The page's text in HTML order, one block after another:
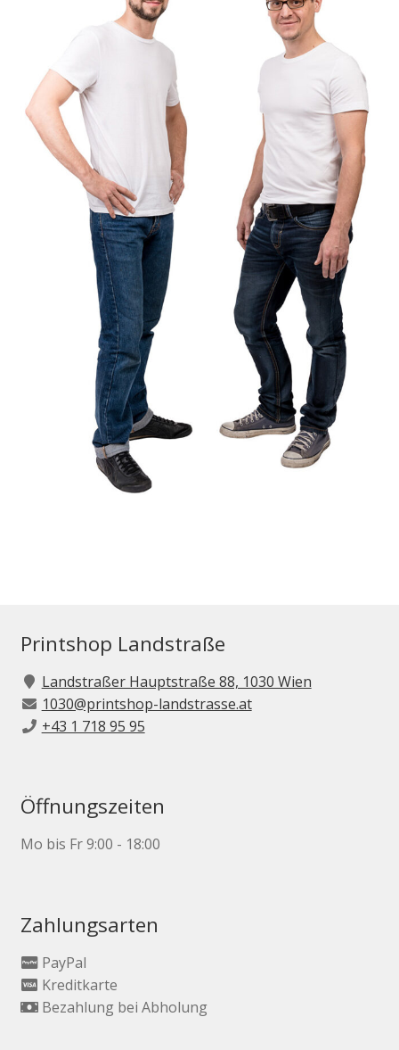
Printshop Landstraße
Landstraßer Hauptstraße 88, 1030 Wien
1030@printshop-landstrasse.at
+43 1 718 95 95
Öffnungszeiten
Mo bis Fr 9:00 - 18:00
Zahlungsarten
PayPal
Kreditkarte
Bezahlung bei Abholung